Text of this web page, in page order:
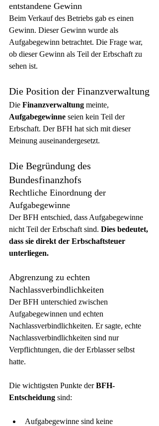
entstandene Gewinn
Beim Verkauf des Betriebs gab es einen
Gewinn. Dieser Gewinn wurde als
Aufgabegewinn betrachtet. Die Frage war,
ob dieser Gewinn als Teil der Erbschaft zu
sehen ist.
Die Position der Finanzverwaltung
Die Finanzverwaltung meinte,
Aufgabegewinne seien kein Teil der
Erbschaft. Der BFH hat sich mit dieser
Meinung auseinandergesetzt.
Die Begründung des
Bundesfinanzhofs
Rechtliche Einordnung der
Aufgabegewinne
Der BFH entschied, dass Aufgabegewinne
nicht Teil der Erbschaft sind. Dies bedeutet,
dass sie direkt der Erbschaftsteuer
unterliegen.
Abgrenzung zu echten
Nachlassverbindlichkeiten
Der BFH unterschied zwischen
Aufgabegewinnen und echten
Nachlassverbindlichkeiten. Er sagte, echte
Nachlassverbindlichkeiten sind nur
Verpflichtungen, die der Erblasser selbst
hatte.
Die wichtigsten Punkte der BFH-
Entscheidung sind:
Aufgabegewinne sind keine